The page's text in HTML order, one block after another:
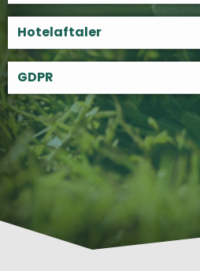
Hotelaftaler
GDPR